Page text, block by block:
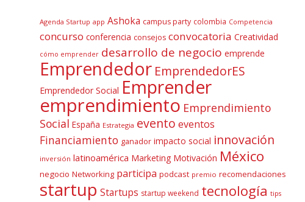
Agenda Startup app Ashoka campus party colombia Competencia
concurso conferencia consejos convocatoria Creatividad
cómo emprender desarrollo de negocio emprende
Emprendedor EmprendedorES
Emprendedor Social Emprender
emprendimiento Emprendimiento
Social España Estrategia evento eventos
Financiamiento ganador impacto social innovación
inversión latinoamérica Marketing Motivación México
negocio Networking participa podcast premio recomendaciones
startup Startups startup weekend tecnología tips